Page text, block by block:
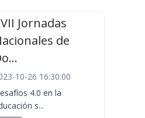
Jornadas
de
10-26 16:30:00
4.0 en la
s...